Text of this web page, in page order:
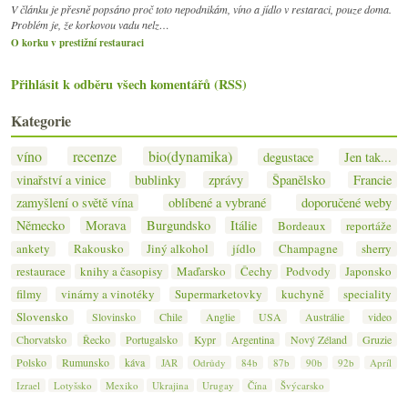
V článku je přesně popsáno proč toto nepodnikám, víno a jídlo v restaraci, pouze doma.
Problém je, že korkovou vadu nelz…
O korku v prestižní restauraci
Přihlásit k odběru všech komentářů (RSS)
Kategorie
víno recenze bio(dynamika) degustace
Jen tak...
vinařství a vinice
bublinky zprávy Španělsko
Francie
zamyšlení o světě vína
oblíbené a vybrané
doporučené weby
Německo
Morava Burgundsko Itálie Bordeaux
reportáže
ankety
Rakousko Jiný alkohol jídlo Champagne
sherry
restaurace
knihy a časopisy Maďarsko Čechy Podvody
Japonsko
filmy
vinárny a vinotéky Supermarketovky kuchyně
speciality
Slovensko
Slovinsko Chile Anglie USA Austrálie
video
Chorvatsko
Řecko Portugalsko Kypr Argentina Nový Zéland
Gruzie
Polsko
Rumunsko káva JAR Odrůdy 84b 87b 90b 92b
Apríl
Izrael
Lotyšsko Mexiko Ukrajina Urugay Čína Švýcarsko